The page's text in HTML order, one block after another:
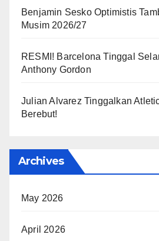
Benjamin Sesko Optimistis
Musim 2026/27
RESMI! Barcelona Tinggal
Anthony Gordon
Julian Alvarez Tinggalkan
Berebut!
Archives
May 2026
April 2026